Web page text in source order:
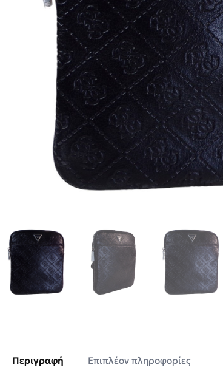
Περιγραφή Επιπλέον πληροφορίες